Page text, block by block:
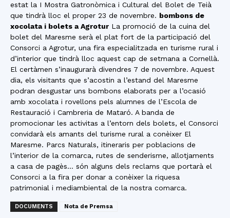
estat la I Mostra Gatronòmica i Cultural del Bolet de Teià
que tindrà lloc el proper 23 de novembre. bombons de
xocolata i bolets a Agrotur La promoció de la cuina del
bolet del Maresme serà el plat fort de la participació del
Consorci a Agrotur, una fira especialitzada en turisme rural i
d’interior que tindrà lloc aquest cap de setmana a Cornellà.
El certàmen s’inaugurarà divendres 7 de novembre. Aquest
dia, els visitants que s’acostin a l’estand del Maresme
podran desgustar uns bombons elaborats per a l’ocasió
amb xocolata i rovellons pels alumnes de l’Escola de
Restauració i Cambreria de Mataró. A banda de
promocionar les activitas a l’entorn dels bolets, el Consorci
convidarà els amants del turisme rural a conèixer El
Maresme. Parcs Naturals, itineraris per poblacions de
l’interior de la comarca, rutes de senderisme, allotjaments
a casa de pagès… són alguns dels reclams que portarà el
Consorci a la fira per donar a conèixer la riquesa
patrimonial i mediambiental de la nostra comarca.
DOCUMENTS Nota de Premsa